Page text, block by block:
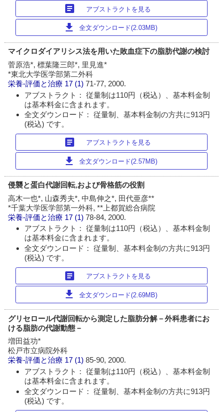
article アブストラクトを見る
download 全文ダウンロード(2.03MB)
マイクロダイアリシス法を用いた敗血症下の脂肪代謝の検討
菅原浩*, 標葉隆三郎*, 里見進*
*東北大学医学部第二外科
栄養-評価と治療 17 (1)71-77, 2000.
アブストラクト： 従量制は110円（税込）、基本料金制
は基本料金に含まれます。
全文ダウンロード： 従量制、基本料金制の方共に913円
(税込) です。
article アブストラクトを見る
download 全文ダウンロード(2.57MB)
侵襲と蛋白代謝回転,および骨格筋の役割
高木一也*, 山森秀夫*, 中島伸之*, 田代亜彦**
*千葉大学医学部第一外科, **上都賀総合病院
栄養-評価と治療 17 (1)78-84, 2000.
アブストラクト： 従量制は110円（税込）、基本料金制
は基本料金に含まれます。
全文ダウンロード： 従量制、基本料金制の方共に913円
(税込) です。
article アブストラクトを見る
download 全文ダウンロード(2.69MB)
グリセロール代謝回転から測定した脂肪分解－外科患者にお
ける脂肪の代謝動態－
増田益功*
松戸市立病院外科
栄養-評価と治療 17 (1)85-90, 2000.
アブストラクト： 従量制は110円（税込）、基本料金制
は基本料金に含まれます。
全文ダウンロード： 従量制、基本料金制の方共に913円
(税込) です。